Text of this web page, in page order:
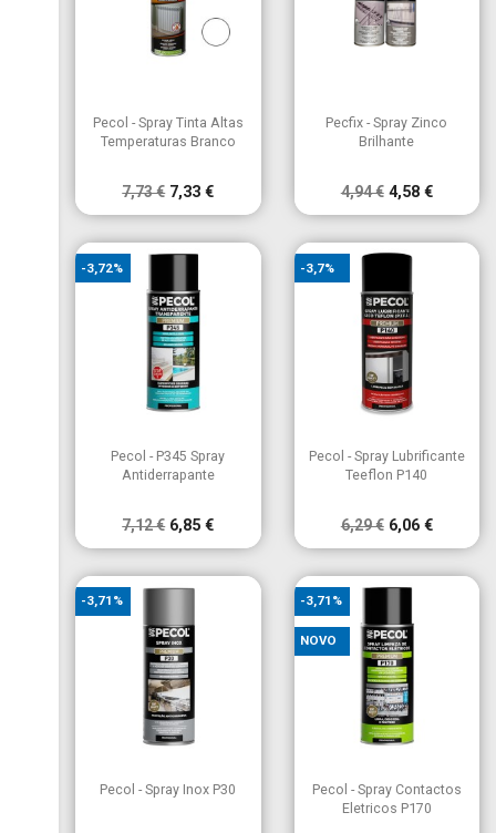
Cancelar Criar lista de desejos
Vista rápida
Pecol - Spray Tinta Altas
Temperaturas Branco
7,73 € 7,33 €
 Vista rápida
Pecfix - Spray Zinco
Brilhante
4,94 € 4,58 €
 Vista rápida
Pecol - P345 Spray
Antiderrapante
7,12 € 6,85 €
-3,72%
Vista rápida
Pecol - Spray Lubrificante
Teeflon P140
6,29 € 6,06 €
-3,7%
Vista rápida
Pecol - Spray Inox P30
-3,71%
Vista rápida
Pecol - Spray Contactos
Eletricos P170
-3,71%
NOVO